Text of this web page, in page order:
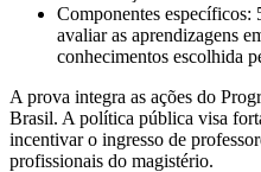
Componentes específicos:
avaliar as aprendizagens
conhecimentos escolhida
A prova integra as ações do
Brasil. A política pública visa
incentivar o ingresso de
profissionais do magistério.